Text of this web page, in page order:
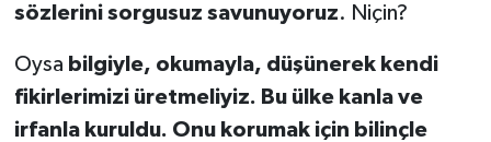
sözlerini sorgusuz savunuyoruz. Niçin?
Oysa bilgiyle, okumayla, düşünerek kendi
fikirlerimizi üretmeliyiz. Bu ülke kanla ve
irfanla kuruldu. Onu korumak için bilinçle